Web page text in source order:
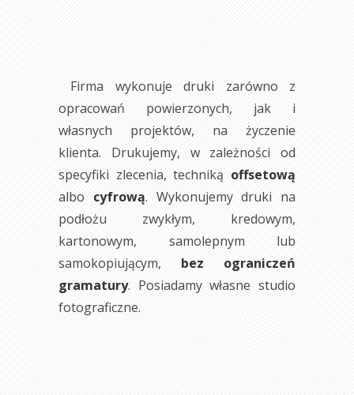
Firma wykonuje druki zarówno z
opracowań powierzonych, jak i
własnych projektów, na życzenie
klienta. Drukujemy, w zależności od
specyfiki zlecenia, techniką offsetową
albo cyfrową. Wykonujemy druki na
podłożu zwykłym, kredowym,
kartonowym, samolepnym lub
samokopiującym, bez ograniczeń
gramatury. Posiadamy własne studio
fotograficzne.